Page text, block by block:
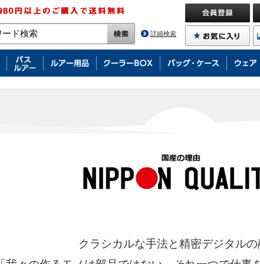
詳細検索
クラシカルな手法と精密デジタルの